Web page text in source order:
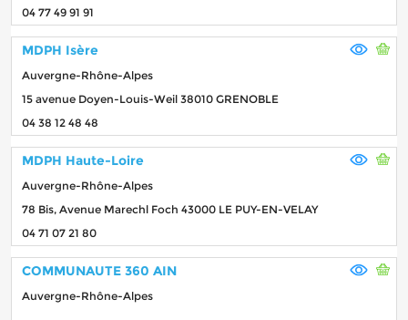
04 77 49 91 91
MDPH Isère
Auvergne-Rhône-Alpes
15 avenue Doyen-Louis-Weil 38010 GRENOBLE
04 38 12 48 48
MDPH Haute-Loire
Auvergne-Rhône-Alpes
78 Bis, Avenue Marechl Foch 43000 LE PUY-EN-VELAY
04 71 07 21 80
COMMUNAUTE 360 AIN
Auvergne-Rhône-Alpes